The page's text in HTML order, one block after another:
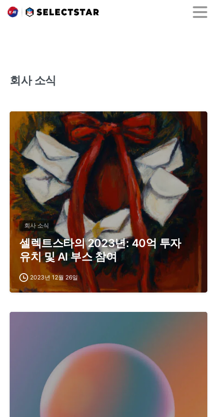
회사 소식
회사 소식
셀렉트스타의 2023년: 40억 투자
유치 및 AI 부스 참여
2023년 12월 26일